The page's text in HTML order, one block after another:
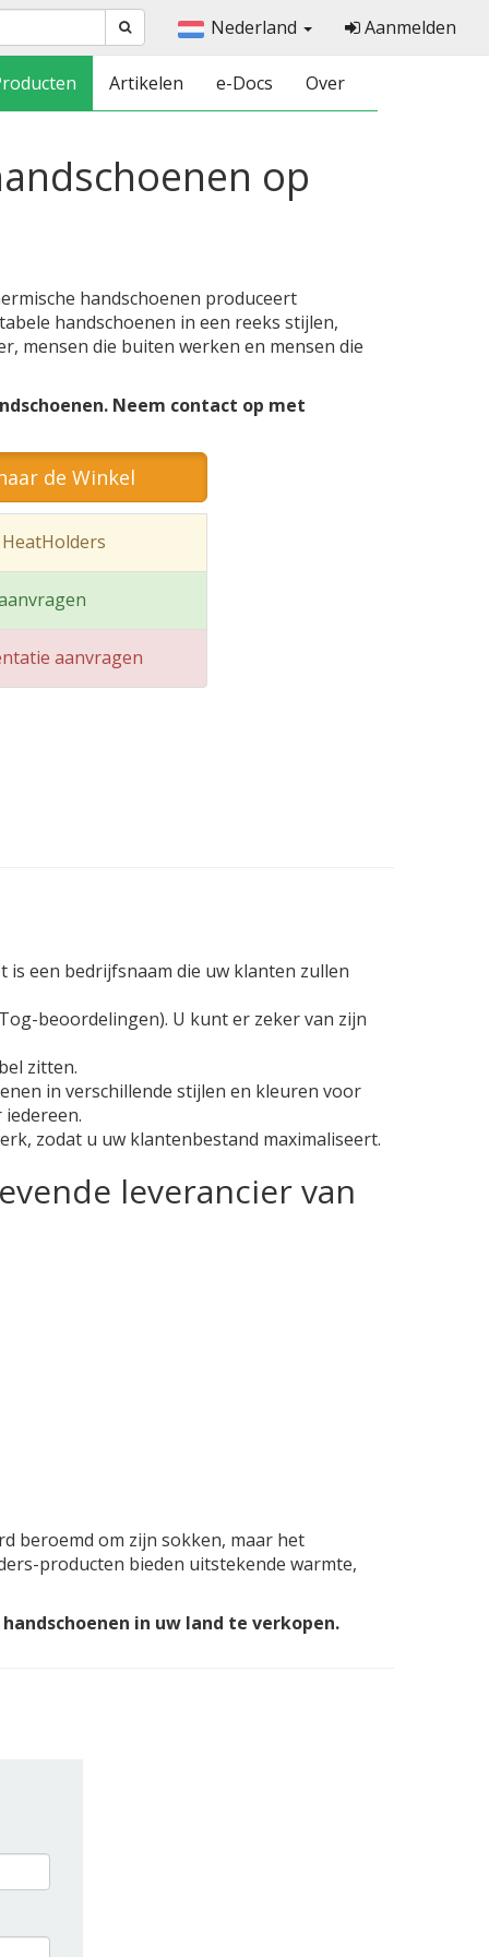
Nederland Aanmelden
Artikelen e-Docs Over
op
handschoenen produceert
handschoenen in een reeks stijlen,
mensen die buiten werken en mensen die
Neem contact op met
de Winkel
aanvragen
een bedrijfsnaam die uw klanten zullen
beoordelingen). U kunt er zeker van zijn
zitten.
in verschillende stijlen en kleuren voor
zodat u uw klantenbestand maximaliseert.
leverancier van
beroemd om zijn sokken, maar het
producten bieden uitstekende warmte,
in uw land te verkopen.